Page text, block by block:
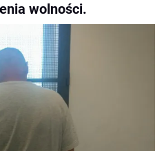
wolności.